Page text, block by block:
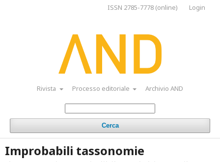
Rivista Processo editoriale Archivio AND
Cerca
ISSN 2785-7778 (online) Login
Improbabili tassonomie